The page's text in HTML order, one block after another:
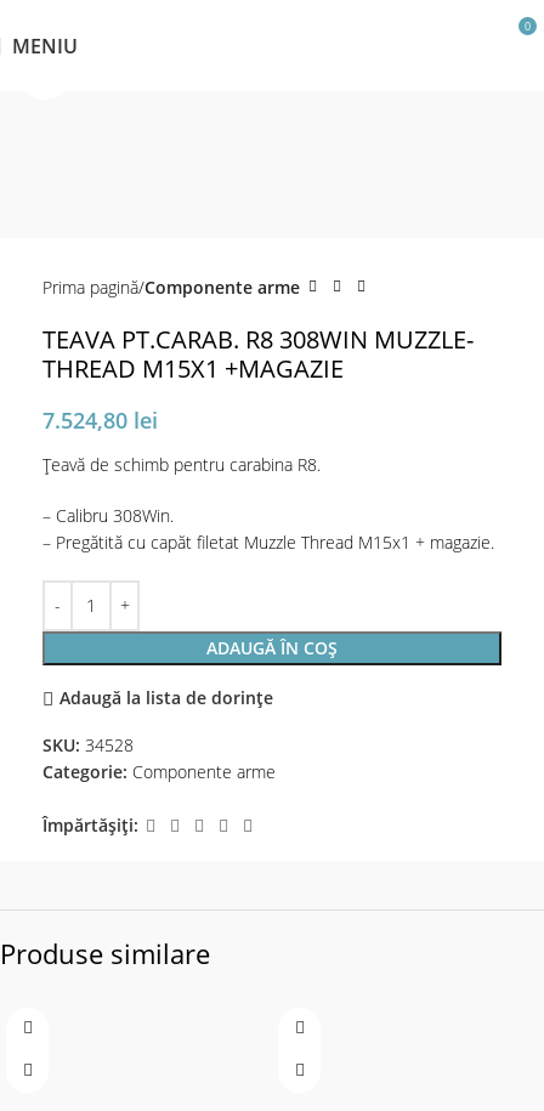
MENIU
0
Prima pagină Componente arme
TEAVA PT.CARAB. R8 308WIN MUZZLE-
THREAD M15X1 +MAGAZIE
7.524,80 lei
Ţeavă de schimb pentru carabina R8.
– Calibru 308Win.
– Pregătită cu capăt filetat Muzzle Thread M15x1 + magazie.
ADAUGĂ ÎN COȘ
Adaugă la lista de dorințe
SKU: 34528
Categorie: Componente arme
Împărtășiți:
Produse similare